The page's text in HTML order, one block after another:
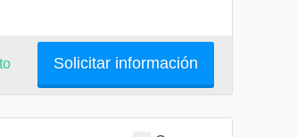
Solicitar información